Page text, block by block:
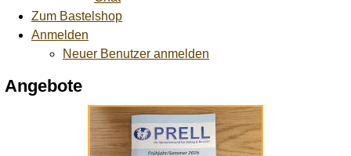
Zum Bastelshop
Anmelden
Neuer Benutzer anmelden
Angebote